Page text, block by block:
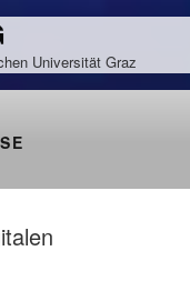
Universität Graz